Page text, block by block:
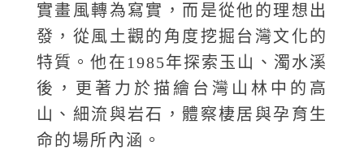
實畫風轉為寫實，而是從他的理想出
發，從風土觀的角度挖掘台灣文化的
特質。他在1985年探索玉山、濁水溪
後，更著力於描繪台灣山林中的高
山、細流與岩石，體察棲居與孕育生
命的場所內涵。